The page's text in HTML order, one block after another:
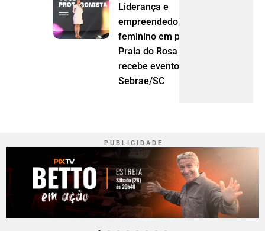
Liderança e
empreendedorismo
feminino em pauta:
Praia do Rosa
recebe evento do
Sebrae/SC
P U B L I C I D A D E